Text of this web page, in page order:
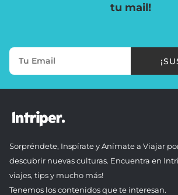
tu mail!
Sorpréndete, Inspírate y Anímate a Viajar
descubrir nuevas culturas. Encuentra en
viajes, tips y mucho más!
Tenemos los contenidos que te interesan.